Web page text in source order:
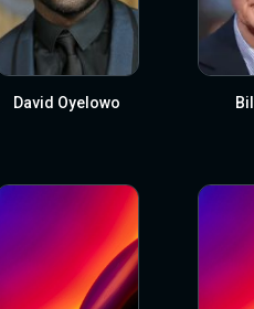
David Oyelowo